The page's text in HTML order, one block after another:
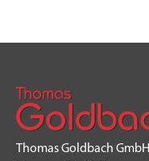
Thomas Goldbach GmbH